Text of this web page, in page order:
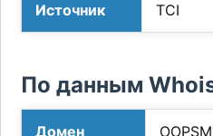
Источник TCI
По данным
Домен